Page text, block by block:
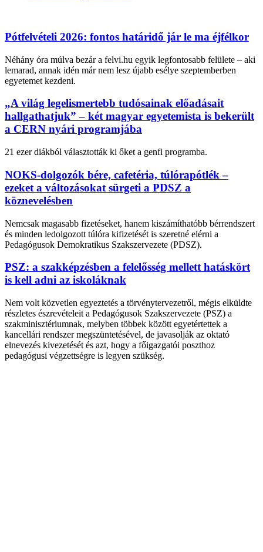
Pótfelvételi 2026: fontos határidő jár le ma éjfélkor
Néhány óra múlva bezár a felvi.hu egyik legfontosabb felülete – aki
lemarad, annak idén már nem lesz újabb esélye szeptemberben
egyetemet kezdeni.
„A világ legelismertebb tudósainak előadásait
hallgathatjuk” – két magyar egyetemista is bekerült
a CERN nyári programjába
21 ezer diákból választották ki őket a genfi programba.
NOKS-dolgozók bére, cafetéria, túlórapótlék –
ezeket a változásokat sürgeti a PDSZ a
köznevelésben
Nemcsak magasabb fizetéseket, hanem kiszámíthatóbb bérrendszert
és minden ledolgozott túlóra kifizetését is szeretné elérni a
Pedagógusok Demokratikus Szakszervezete (PDSZ).
PSZ: a szakképzésben a felelősség mellett hatáskört
is kell adni az iskoláknak
Nem volt közvetlen egyeztetés a törvénytervezetről, mégis elküldte
részletes észrevételeit a Pedagógusok Szakszervezete (PSZ) a
szakminisztériumnak, melyben többek között egyetértettek a
kancellári rendszer megszüntetésével, de javasolják az oktató
elnevezés kivezetését és azt, hogy a főigazgatói poszthoz
pedagógusi végzettségre is legyen szükség.